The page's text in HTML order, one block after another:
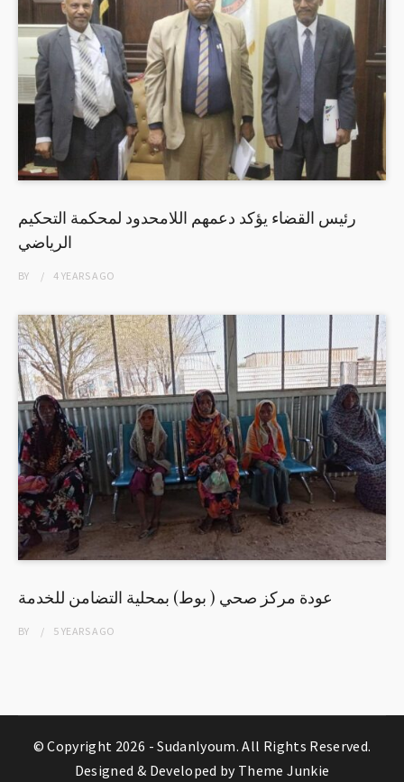
رئيس القضاء يؤكد دعمهم اللامحدود لمحكمة التحكيم
الرياضي
BY 4 YEARSAGO
عودة مركز صحي ( بوط) بمحلية التضامن للخدمة
BY 5 YEARSAGO
© Copyright 2026 -Sudanlyoum. All Rights Reserved.
Designed & Developed by Theme Junkie